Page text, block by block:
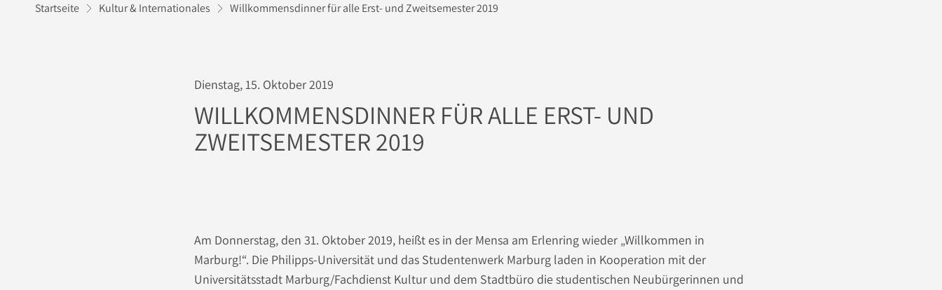
Startseite Kultur & Internationales Willkommensdinner für alle Erst- und Zweitsemester 2019
Dienstag, 15. Oktober 2019
WILLKOMMENSDINNER FÜR ALLE ERST- UND
ZWEITSEMESTER 2019
Am Donnerstag, den 31. Oktober 2019, heißt es in der Mensa am Erlenring wieder „Willkommen in
Marburg!“. Die Philipps-Universität und das Studentenwerk Marburg laden in Kooperation mit der
Universitätsstadt Marburg/Fachdienst Kultur und dem Stadtbüro die studentischen Neubürgerinnen und